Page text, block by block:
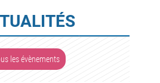
les évènements